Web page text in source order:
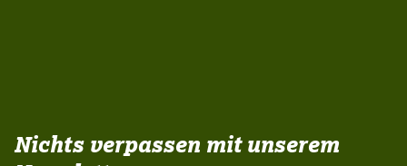
Nichts verpassen mit unserem